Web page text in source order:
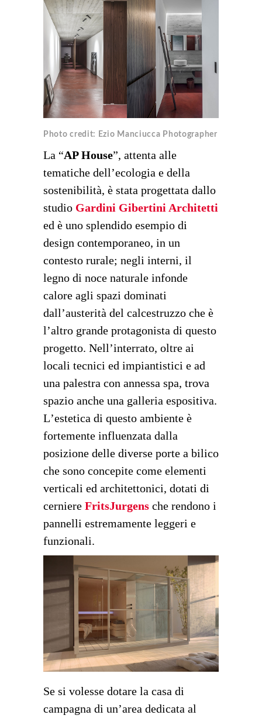
Photo credit: Ezio Manciucca Photographer
La “AP House”, attenta alle
tematiche dell’ecologia e della
sostenibilità, è stata progettata dallo
studio Gardini Gibertini Architetti
ed è uno splendido esempio di
design contemporaneo, in un
contesto rurale; negli interni, il
legno di noce naturale infonde
calore agli spazi dominati
dall’austerità del calcestruzzo che è
l’altro grande protagonista di questo
progetto. Nell’interrato, oltre ai
locali tecnici ed impiantistici e ad
una palestra con annessa spa, trova
spazio anche una galleria espositiva.
L’estetica di questo ambiente è
fortemente influenzata dalla
posizione delle diverse porte a bilico
che sono concepite come elementi
verticali ed architettonici, dotati di
cerniere FritsJurgens che rendono i
pannelli estremamente leggeri e
funzionali.
Se si volesse dotare la casa di
campagna di un’area dedicata al